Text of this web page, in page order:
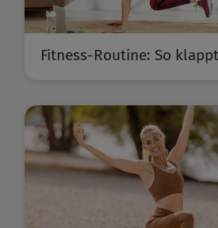
Fitness-Routine: So